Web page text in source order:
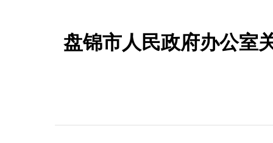
盘锦市人民政府办公室